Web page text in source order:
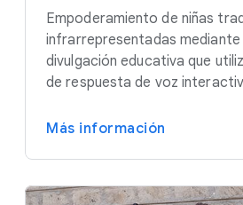
Empoderamiento de niñas
infrarrepresentadas
divulgación educativa que
de respuesta de voz
Más información